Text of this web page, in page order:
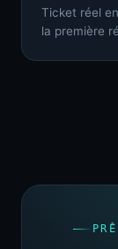
Ticket réel
la première